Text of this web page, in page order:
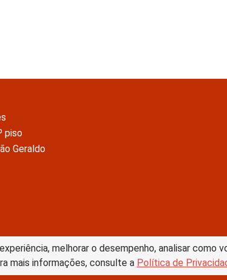
melhorar o desempenho, analisar
mais informações, consulte a Política de
piso
Geraldo
uma Licença Creative Commons –